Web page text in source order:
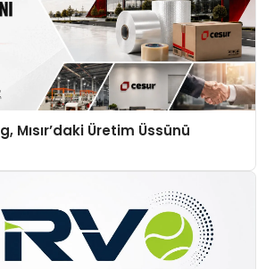
Mısır’daki Üretim Üssünü